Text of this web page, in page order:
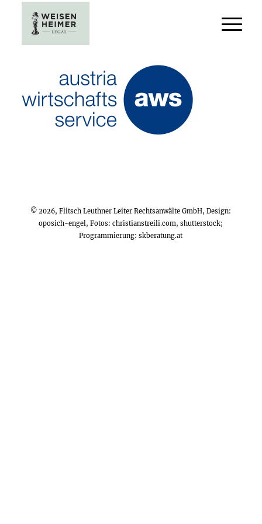
© 2026, Flitsch Leuthner Leiter Rechtsanwälte GmbH, Design:
oposich-engel, Fotos:christianstreili.com, shutterstock;
Programmierung:skberatung.at